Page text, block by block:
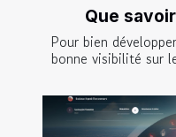
Que
Pour bien
bonne visibilité sur